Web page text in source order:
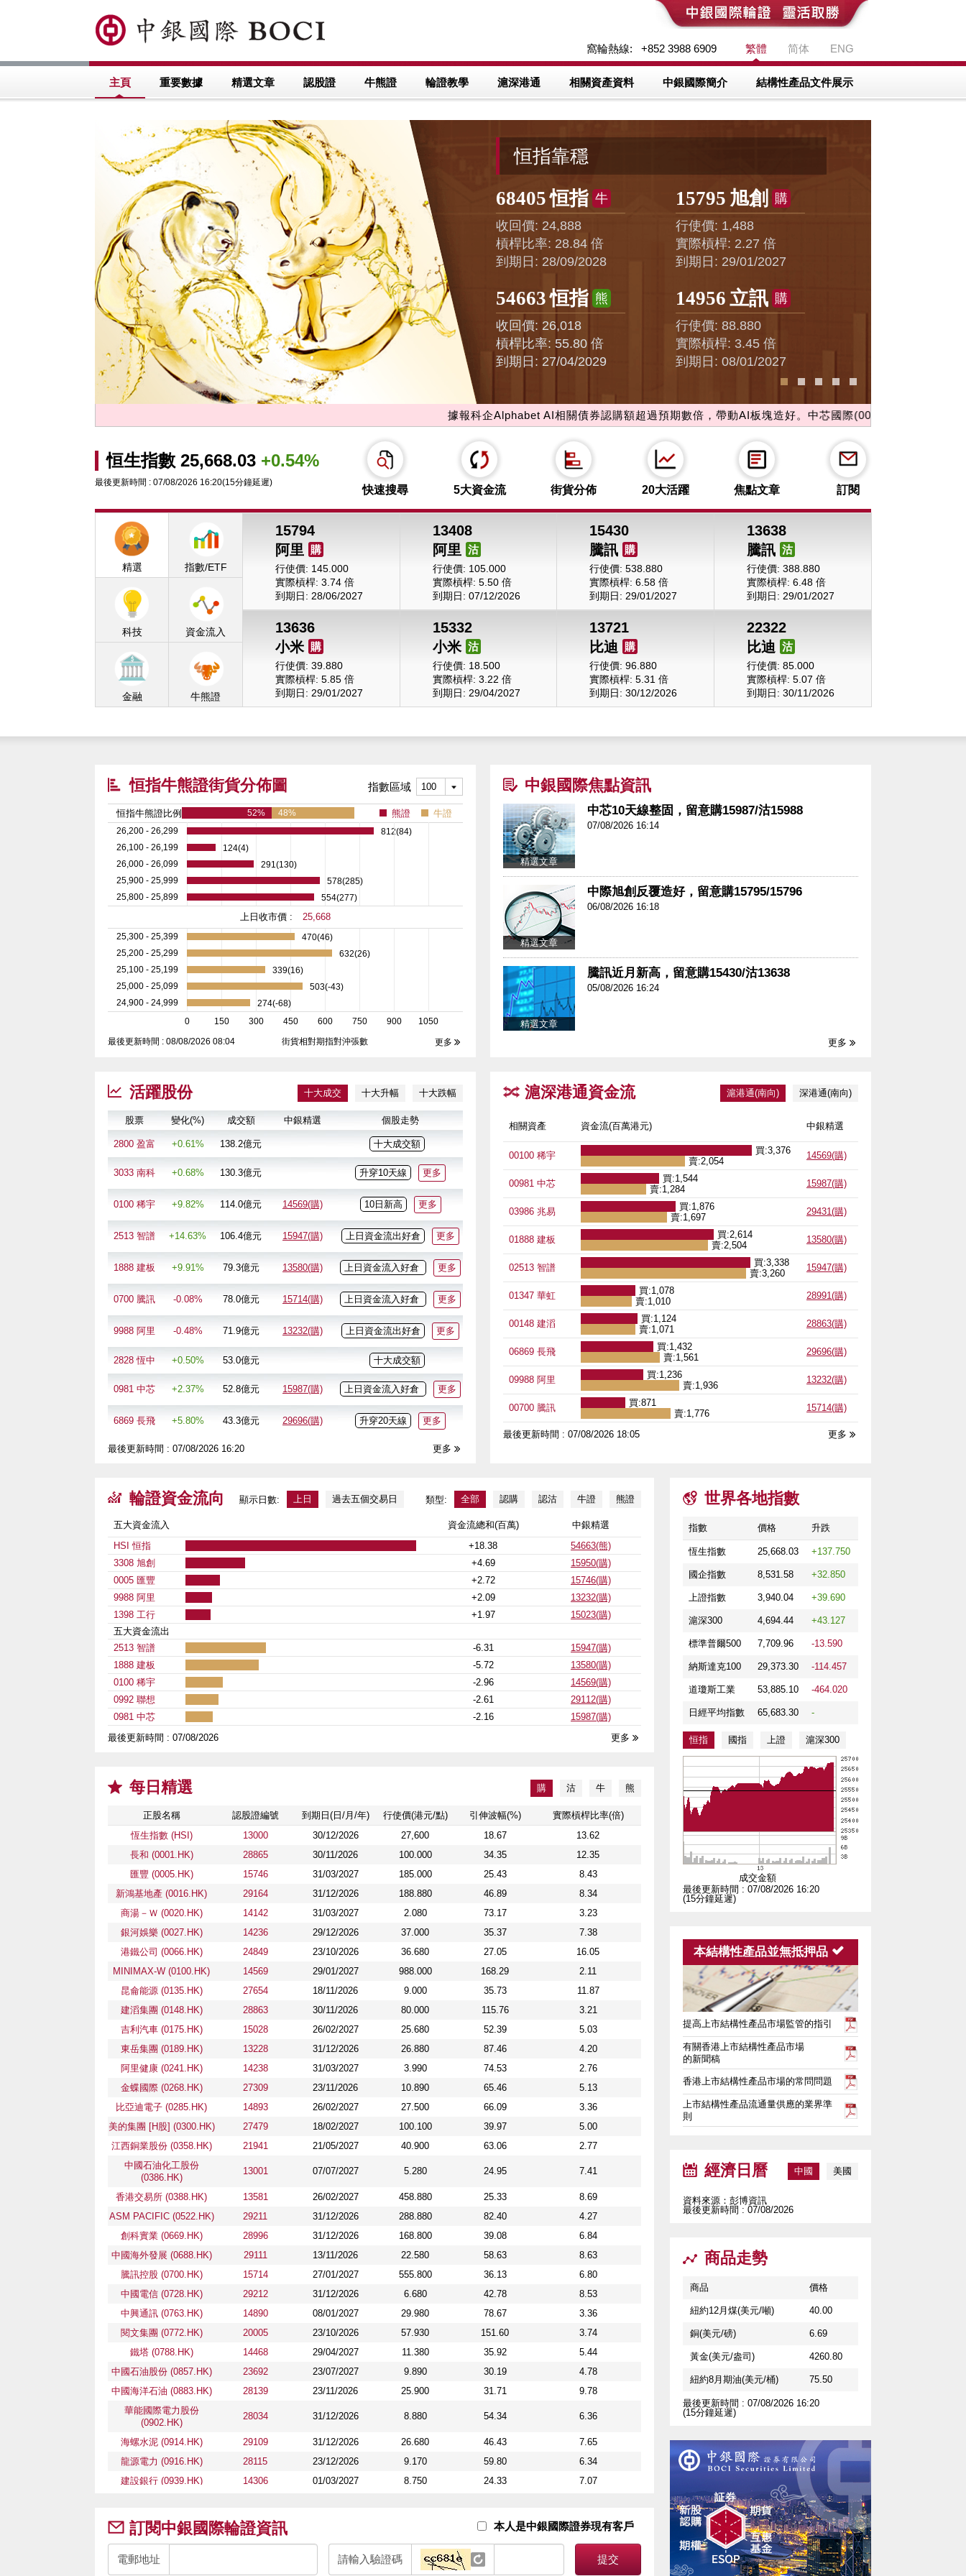
繁體 简体 ENG
窩輪熱線: +852 3988 6909
主頁 重要數據 精選文章 認股證 牛熊證 輪證教學 滬深港通 相關資產資料 中銀國際簡介 結構性產品文件展示
期日: 21/10/2026
購
恒指靠穩
68405恒指
牛
收回價: 24,888
槓桿比率: 28.84 倍
到期日: 28/09/2028
15795旭創
行使價: 1,488
實際槓桿: 2.27 倍
到期日: 29/01/2027
54663 恒指 熊
收回價: 26,018
槓桿比率: 55.80 倍
到期日: 27/04/2029
14956 立訊 購
行使價: 88.880
實際槓桿: 3.45 倍
到期日: 08/01/2027
友邦續偏軟
13822 友邦 購
行使價: 81.880
實際槓桿: 6.40 倍
到期日: 29/01/2027
18984 友邦
沽
行使價: 66.940
實際槓桿: 7.26 倍
到期日: 27/11/2026
15790 匯豐 購
行使價: 200.000
實際槓桿: 8.73 倍
到期日: 31/03/2027
14302 匯豐 沽
行使價: 130.000
實際槓桿: 6.91 倍
到期日: 29/01/2027
據報科企Alphabet AI相關債券認購額超過預期數倍，帶動AI板塊造好。中芯國際(00981)升至66元水平，續沿10
恒生指數 25,668.03 +0.54%
最後更新時間 : 07/08/2026 16:20(15分鐘延遲)
快速搜尋 5大資金流 街貨分佈 20大活躍 焦點文章 訂閱
精選 指數/ETF
科技 資金流入
金融 牛熊證
15794
阿里
購
行使價: 145.000
實際槓桿: 3.74 倍
到期日: 28/06/2027
13408
阿里 沽
行使價: 105.000
實際槓桿: 5.50 倍
到期日: 07/12/2026
15430
騰訊
購
行使價: 538.880
實際槓桿: 6.58 倍
到期日: 29/01/2027
13638
騰訊 沽
行使價: 388.880
實際槓桿: 6.48 倍
到期日: 29/01/2027
13636
小米 購
行使價: 39.880
實際槓桿: 5.85 倍
到期日: 29/01/2027
15332
小米 沽
行使價: 18.500
實際槓桿: 3.22 倍
到期日: 29/04/2027
13721
比迪
購
行使價: 96.880
實際槓桿: 5.31 倍
到期日: 30/12/2026
22322
比迪 沽
行使價: 85.000
實際槓桿: 5.07 倍
到期日: 30/11/2026
恒指牛熊證街貨分佈圖 指數區域
恒指牛熊證比例 52% 48% 熊證 牛證
26,200 - 26,299
812(84)
26,100 - 26,199
124(4)
26,000 - 26,099
291(130)
25,900 - 25,999
578(285)
25,800 - 25,899
554(277)
上日收市價 : 25,668
25,300 - 25,399
470(46)
25,200 - 25,299
632(26)
25,100 - 25,199
339(16)
25,000 - 25,099
503(-43)
24,900 - 24,999
274(-68)
0
150 300 450 600 750 900
1050
街貨相對期指對沖張數
最後更新時間 : 08/08/2026 08:04 更多 
中銀國際焦點資訊
精選文章
中芯10天線整固，留意購15987/沽15988
07/08/2026 16:14
精選文章
中際旭創反覆造好，留意購15795/15796
06/08/2026 16:18
精選文章
騰訊近月新高，留意購15430/沽13638
05/08/2026 16:24
更多 
活躍股份 十大成交 十大升幅 十大跌幅
股票 變化(%) 成交額 中銀精選 個股走勢
2800 盈富 +0.61% 138.2億元 十大成交額
3033 南科 +0.68% 130.3億元 升穿10天線 更多
0100 稀宇 +9.82% 114.0億元 14569(購) 10日新高 更多
2513 智譜 +14.63% 106.4億元 15947(購) 上日資金流出好倉 更多
1888 建板 +9.91% 79.3億元 13580(購) 上日資金流入好倉 更多
0700 騰訊 -0.08% 78.0億元 15714(購) 上日資金流入好倉 更多
9988 阿里 -0.48% 71.9億元 13232(購) 上日資金流出好倉 更多
2828 恆中 +0.50% 53.0億元 十大成交額
0981 中芯 +2.37% 52.8億元 15987(購) 上日資金流入好倉 更多
6869 長飛 +5.80% 43.3億元 29696(購) 升穿20天線 更多
最後更新時間 : 07/08/2026 16:20 更多 
滬深港通資金流 滬港通(南向) 深港通(南向)
相關資產 資金流(百萬港元) 中銀精選
00100 稀宇
買:3,376
賣:2,054
14569(購)
00981 中芯
買:1,544
賣:1,284
15987(購)
03986 兆易
買:1,876
賣:1,697
29431(購)
01888 建板
買:2,614
賣:2,504
13580(購)
02513 智譜
買:3,338
賣:3,260
15947(購)
01347 華虹
買:1,078
賣:1,010
28991(購)
00148 建滔
買:1,124
賣:1,071
28863(購)
06869 長飛
買:1,432
賣:1,561
29696(購)
09988 阿里
買:1,236
賣:1,936
13232(購)
00700 騰訊
買:871
賣:1,776
15714(購)
最後更新時間 : 07/08/2026 18:05 更多 
輪證資金流向 顯示日數: 上日 過去五個交易日 類型: 全部 認購 認沽 牛證 熊證
五大資金流入 資金流總和(百萬)
中銀精選
HSI 恒指
+18.38
54663(熊)
3308 旭創
+4.69
15950(購)
0005 匯豐
+2.72
15746(購)
9988 阿里
+2.09
13232(購)
1398 工行
+1.97
15023(購)
五大資金流出
2513 智譜
-6.31
15947(購)
1888 建板
-5.72
13580(購)
0100 稀宇
-2.96
14569(購)
0992 聯想
-2.61
29112(購)
0981 中芯
-2.16
15987(購)
最後更新時間 : 07/08/2026 更多 
每日精選 購 沽 牛 熊
正股名稱 認股證編號 到期日 (日/月/年) 行使價(港元/點) 引伸波幅(%)
實際槓桿比率(倍)
恆生指數 (HSI)
13000 30/12/2026 27,600 18.67
13.62
長和 (0001.HK)
28865 30/11/2026 100.000 34.35
12.35
匯豐 (0005.HK)
15746 31/03/2027 185.000 25.43
8.43
新鴻基地產 (0016.HK)
29164 31/12/2026 188.880 46.89
8.34
商湯－Ｗ (0020.HK)
14142 31/03/2027 2.080 73.17
3.23
銀河娛樂 (0027.HK)
14236 29/12/2026 37.000 35.37
7.38
港鐵公司 (0066.HK)
24849 23/10/2026 36.680 27.05
16.05
MINIMAX-W (0100.HK)
14569 29/01/2027 988.000 168.29
2.11
昆侖能源 (0135.HK)
27654 18/11/2026 9.000 35.73
11.87
建滔集團 (0148.HK)
28863 30/11/2026 80.000 115.76
3.21
吉利汽車 (0175.HK)
15028 26/02/2027 25.680 52.39
5.03
東岳集團 (0189.HK)
13228 31/12/2026 26.880 87.46
4.20
阿里健康 (0241.HK)
14238 31/03/2027 3.990 74.53
2.76
金蝶國際 (0268.HK)
27309 23/11/2026 10.890 65.46
5.13
比亞迪電子 (0285.HK)
14893 26/02/2027 27.500 66.09
3.36
美的集團 [H股] (0300.HK)
27479 18/02/2027 100.100 39.97
5.00
江西銅業股份 (0358.HK)
21941 21/05/2027 40.900 63.06
2.77
中國石油化工股份
(0386.HK)
13001 07/07/2027 5.280 24.95 7.41
香港交易所 (0388.HK) 13581 26/02/2027 458.880 25.33
8.69
ASM PACIFIC (0522.HK)
29211 31/12/2026 288.880 82.40
4.27
創科實業 (0669.HK)
28996 31/12/2026 168.800 39.08
6.84
中國海外發展 (0688.HK)
29111 13/11/2026 22.580 58.63
8.63
騰訊控股 (0700.HK)
15714 27/01/2027 555.800 36.13
6.80
中國電信 (0728.HK)
29212 31/12/2026 6.680 42.78
8.53
中興通訊 (0763.HK)
14890 08/01/2027 29.980 78.67
3.36
閱文集團 (0772.HK)
20005 23/10/2026 57.930 151.60
3.74
鐵塔 (0788.HK)
14468 29/04/2027 11.380 35.92
5.44
中國石油股份 (0857.HK)
23692 23/07/2027 9.890 30.19
4.78
中國海洋石油 (0883.HK)
28139 23/11/2026 25.900 31.71
9.78
華能國際電力股份
(0902.HK)
28034 31/12/2026 8.880 54.34 6.36
海螺水泥 (0914.HK) 29109 31/12/2026 26.680 46.43
7.65
龍源電力 (0916.HK)
28115 23/12/2026 9.170 59.80
6.34
建設銀行 (0939.HK)
14306 01/03/2027 8.750 24.33
7.07
信義光能 (0968.HK)
15749 76.51
3.17
中芯國際 (0981.HK)
15987
聯想集團 (0992.HK)
16/11/2026 17.880
訂閱中銀國際輪證資訊 本人是中銀國際證券現有客戶
電郵地址 請輸入驗證碼 提交
世界各地指數
指數 價格 升跌
恆生指數 25,668.03 +137.750
國企指數 8,531.58 +32.850
上證指數 3,940.04 +39.690
滬深300 4,694.44 +43.127
標準普爾500 7,709.96 -13.590
納斯達克100 29,373.30 -114.457
道瓊斯工業 53,885.10 -464.020
日經平均指數 65,683.30 -
恒指 國指 上證 滬深300
成交金額
最後更新時間 : 07/08/2026 16:20
(15分鐘延遲)
本結構性產品並無抵押品 
提高上市結構性產品市場監管的指引
有關香港上市結構性產品市場
的新聞稿
香港上市結構性產品市場的常問問題
上市結構性產品流通量供應的業界準
則
經濟日曆 中國 美國
資料來源：彭博資訊
最後更新時間 : 07/08/2026
商品走勢
商品 價格
紐約12月煤(美元/噸) 40.00
銅(美元/磅) 6.69
黃金(美元/盎司) 4260.80
紐約8月期油(美元/桶) 75.50
最後更新時間 : 07/08/2026 16:20
(15分鐘延遲)